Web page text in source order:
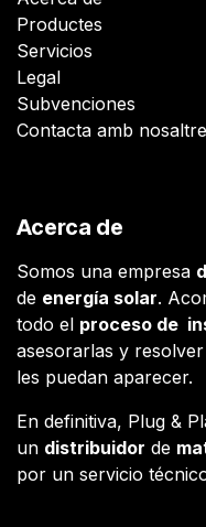
Productes
Servicios
Legal
Subvenciones
Contacta amb
Acerca de
Somos una empresa
de energía solar.
todo el proceso de
asesorarlas y
les puedan aparecer.
En definitiva, Plug &
un distribuidor de
por un servicio